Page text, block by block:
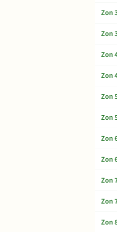
Zon
Zon
Zon
Zon
Zon
Zon
Zon
Zon
Zon
Zon
Zon